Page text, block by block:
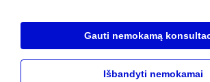
Išbandyti nemokamai
Gauti nemokamą